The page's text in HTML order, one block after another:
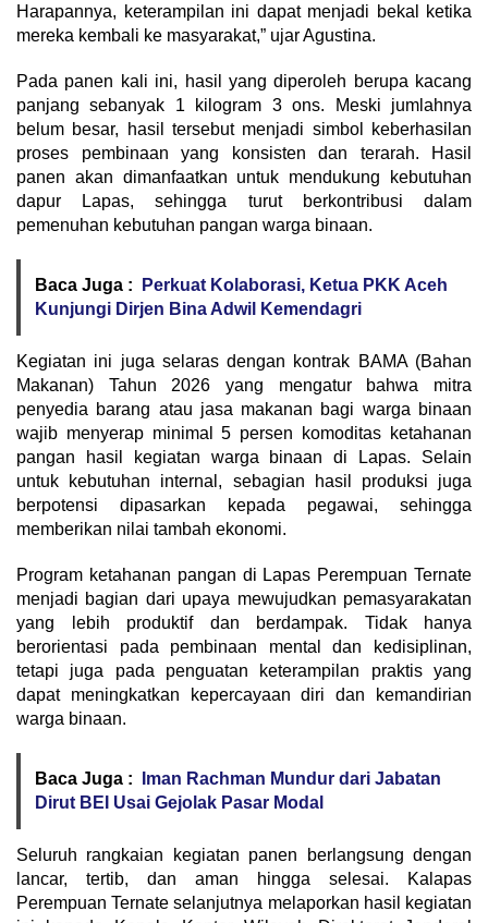
Harapannya, keterampilan ini dapat menjadi bekal ketika
mereka kembali ke masyarakat,” ujar Agustina.
Pada panen kali ini, hasil yang diperoleh berupa kacang
panjang sebanyak 1 kilogram 3 ons. Meski jumlahnya
belum besar, hasil tersebut menjadi simbol keberhasilan
proses pembinaan yang konsisten dan terarah. Hasil
panen akan dimanfaatkan untuk mendukung kebutuhan
dapur Lapas, sehingga turut berkontribusi dalam
pemenuhan kebutuhan pangan warga binaan.
Baca Juga :
Perkuat Kolaborasi, Ketua PKK Aceh
Kunjungi Dirjen Bina Adwil Kemendagri
Kegiatan ini juga selaras dengan kontrak BAMA (Bahan
Makanan) Tahun 2026 yang mengatur bahwa mitra
penyedia barang atau jasa makanan bagi warga binaan
wajib menyerap minimal 5 persen komoditas ketahanan
pangan hasil kegiatan warga binaan di Lapas. Selain
untuk kebutuhan internal, sebagian hasil produksi juga
berpotensi dipasarkan kepada pegawai, sehingga
memberikan nilai tambah ekonomi.
Program ketahanan pangan di Lapas Perempuan Ternate
menjadi bagian dari upaya mewujudkan pemasyarakatan
yang lebih produktif dan berdampak. Tidak hanya
berorientasi pada pembinaan mental dan kedisiplinan,
tetapi juga pada penguatan keterampilan praktis yang
dapat meningkatkan kepercayaan diri dan kemandirian
warga binaan.
Baca Juga :
Iman Rachman Mundur dari Jabatan
Dirut BEI Usai Gejolak Pasar Modal
Seluruh rangkaian kegiatan panen berlangsung dengan
lancar, tertib, dan aman hingga selesai. Kalapas
Perempuan Ternate selanjutnya melaporkan hasil kegiatan